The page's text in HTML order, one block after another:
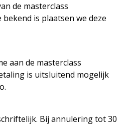
de masterclass
is plaatsen we deze
aan de masterclass
is uitsluitend mogelijk
Bij annulering tot 30